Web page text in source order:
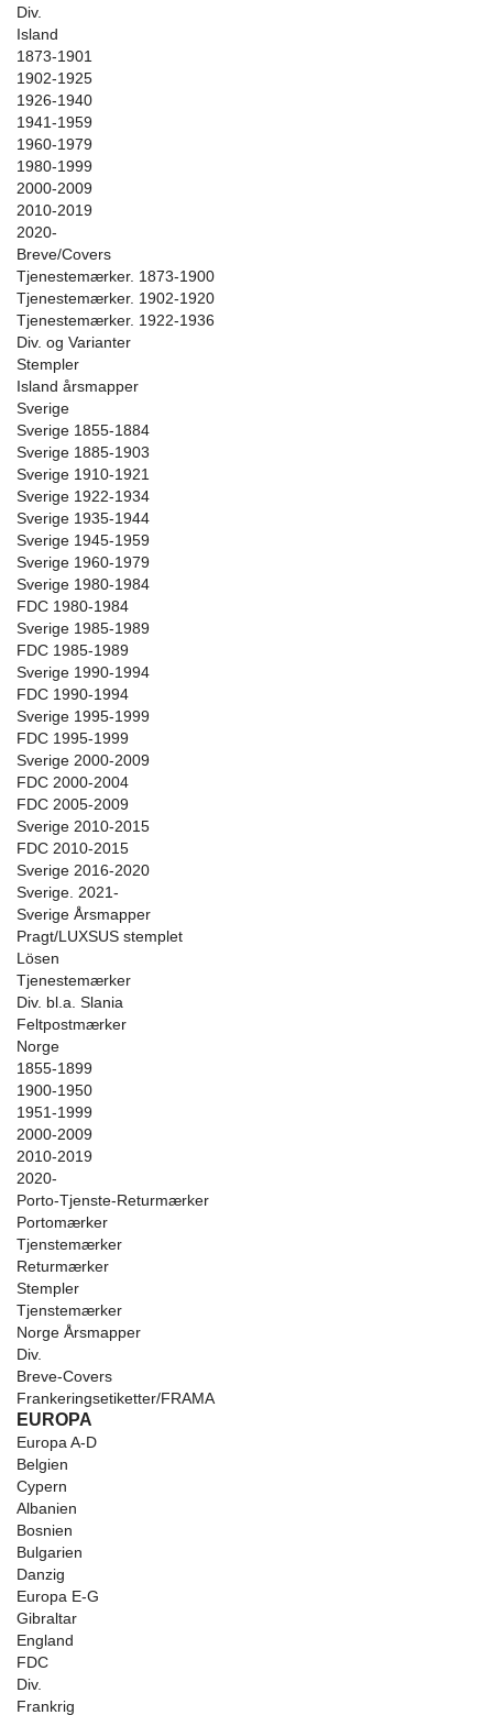
Div.
Island
1873-1901
1902-1925
1926-1940
1941-1959
1960-1979
1980-1999
2000-2009
2010-2019
2020-
Breve/Covers
Tjenestemærker. 1873-1900
Tjenestemærker. 1902-1920
Tjenestemærker. 1922-1936
Div. og Varianter
Stempler
Island årsmapper
Sverige
Sverige 1855-1884
Sverige 1885-1903
Sverige 1910-1921
Sverige 1922-1934
Sverige 1935-1944
Sverige 1945-1959
Sverige 1960-1979
Sverige 1980-1984
FDC 1980-1984
Sverige 1985-1989
FDC 1985-1989
Sverige 1990-1994
FDC 1990-1994
Sverige 1995-1999
FDC 1995-1999
Sverige 2000-2009
FDC 2000-2004
FDC 2005-2009
Sverige 2010-2015
FDC 2010-2015
Sverige 2016-2020
Sverige. 2021-
Sverige Årsmapper
Pragt/LUXSUS stemplet
Lösen
Tjenestemærker
Div. bl.a. Slania
Feltpostmærker
Norge
1855-1899
1900-1950
1951-1999
2000-2009
2010-2019
2020-
Porto-Tjenste-Returmærker
Portomærker
Tjenstemærker
Returmærker
Stempler
Tjenstemærker
Norge Årsmapper
Div.
Breve-Covers
Frankeringsetiketter/FRAMA
EUROPA
Europa A-D
Belgien
Cypern
Albanien
Bosnien
Bulgarien
Danzig
Europa E-G
Gibraltar
England
FDC
Div.
Frankrig